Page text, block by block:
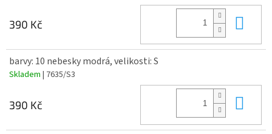
390 Kč
barvy: 10 nebesky modrá, velikosti: S
Skladem | 7635/S3
390 Kč